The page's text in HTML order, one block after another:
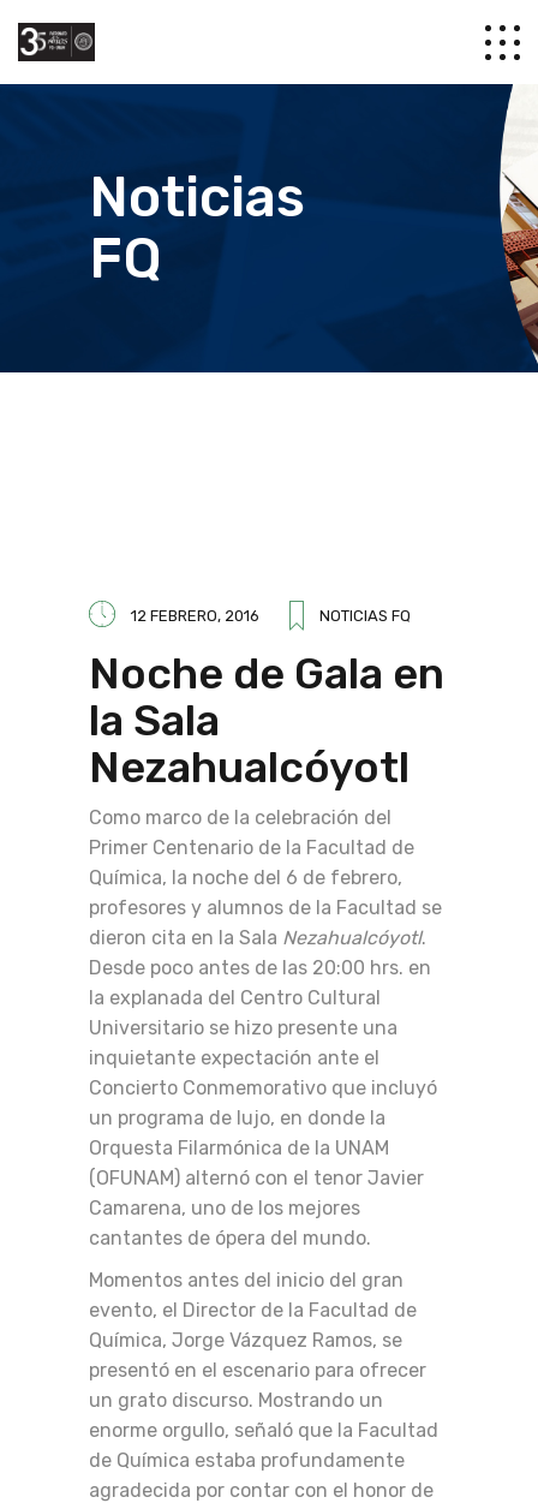
Noticias
FQ
12 FEBRERO, 2016 NOTICIAS FQ
Noche de Gala en
la Sala
Nezahualcóyotl
Como marco de la celebración del
Primer Centenario de la Facultad de
Química, la noche del 6 de febrero,
profesores y alumnos de la Facultad se
dieron cita en la Sala Nezahualcóyotl.
Desde poco antes de las 20:00 hrs. en
la explanada del Centro Cultural
Universitario se hizo presente una
inquietante expectación ante el
Concierto Conmemorativo que incluyó
un programa de lujo, en donde la
Orquesta Filarmónica de la UNAM
(OFUNAM) alternó con el tenor Javier
Camarena, uno de los mejores
cantantes de ópera del mundo.
Momentos antes del inicio del gran
evento, el Director de la Facultad de
Química, Jorge Vázquez Ramos, se
presentó en el escenario para ofrecer
un grato discurso. Mostrando un
enorme orgullo, señaló que la Facultad
de Química estaba profundamente
agradecida por contar con el honor de